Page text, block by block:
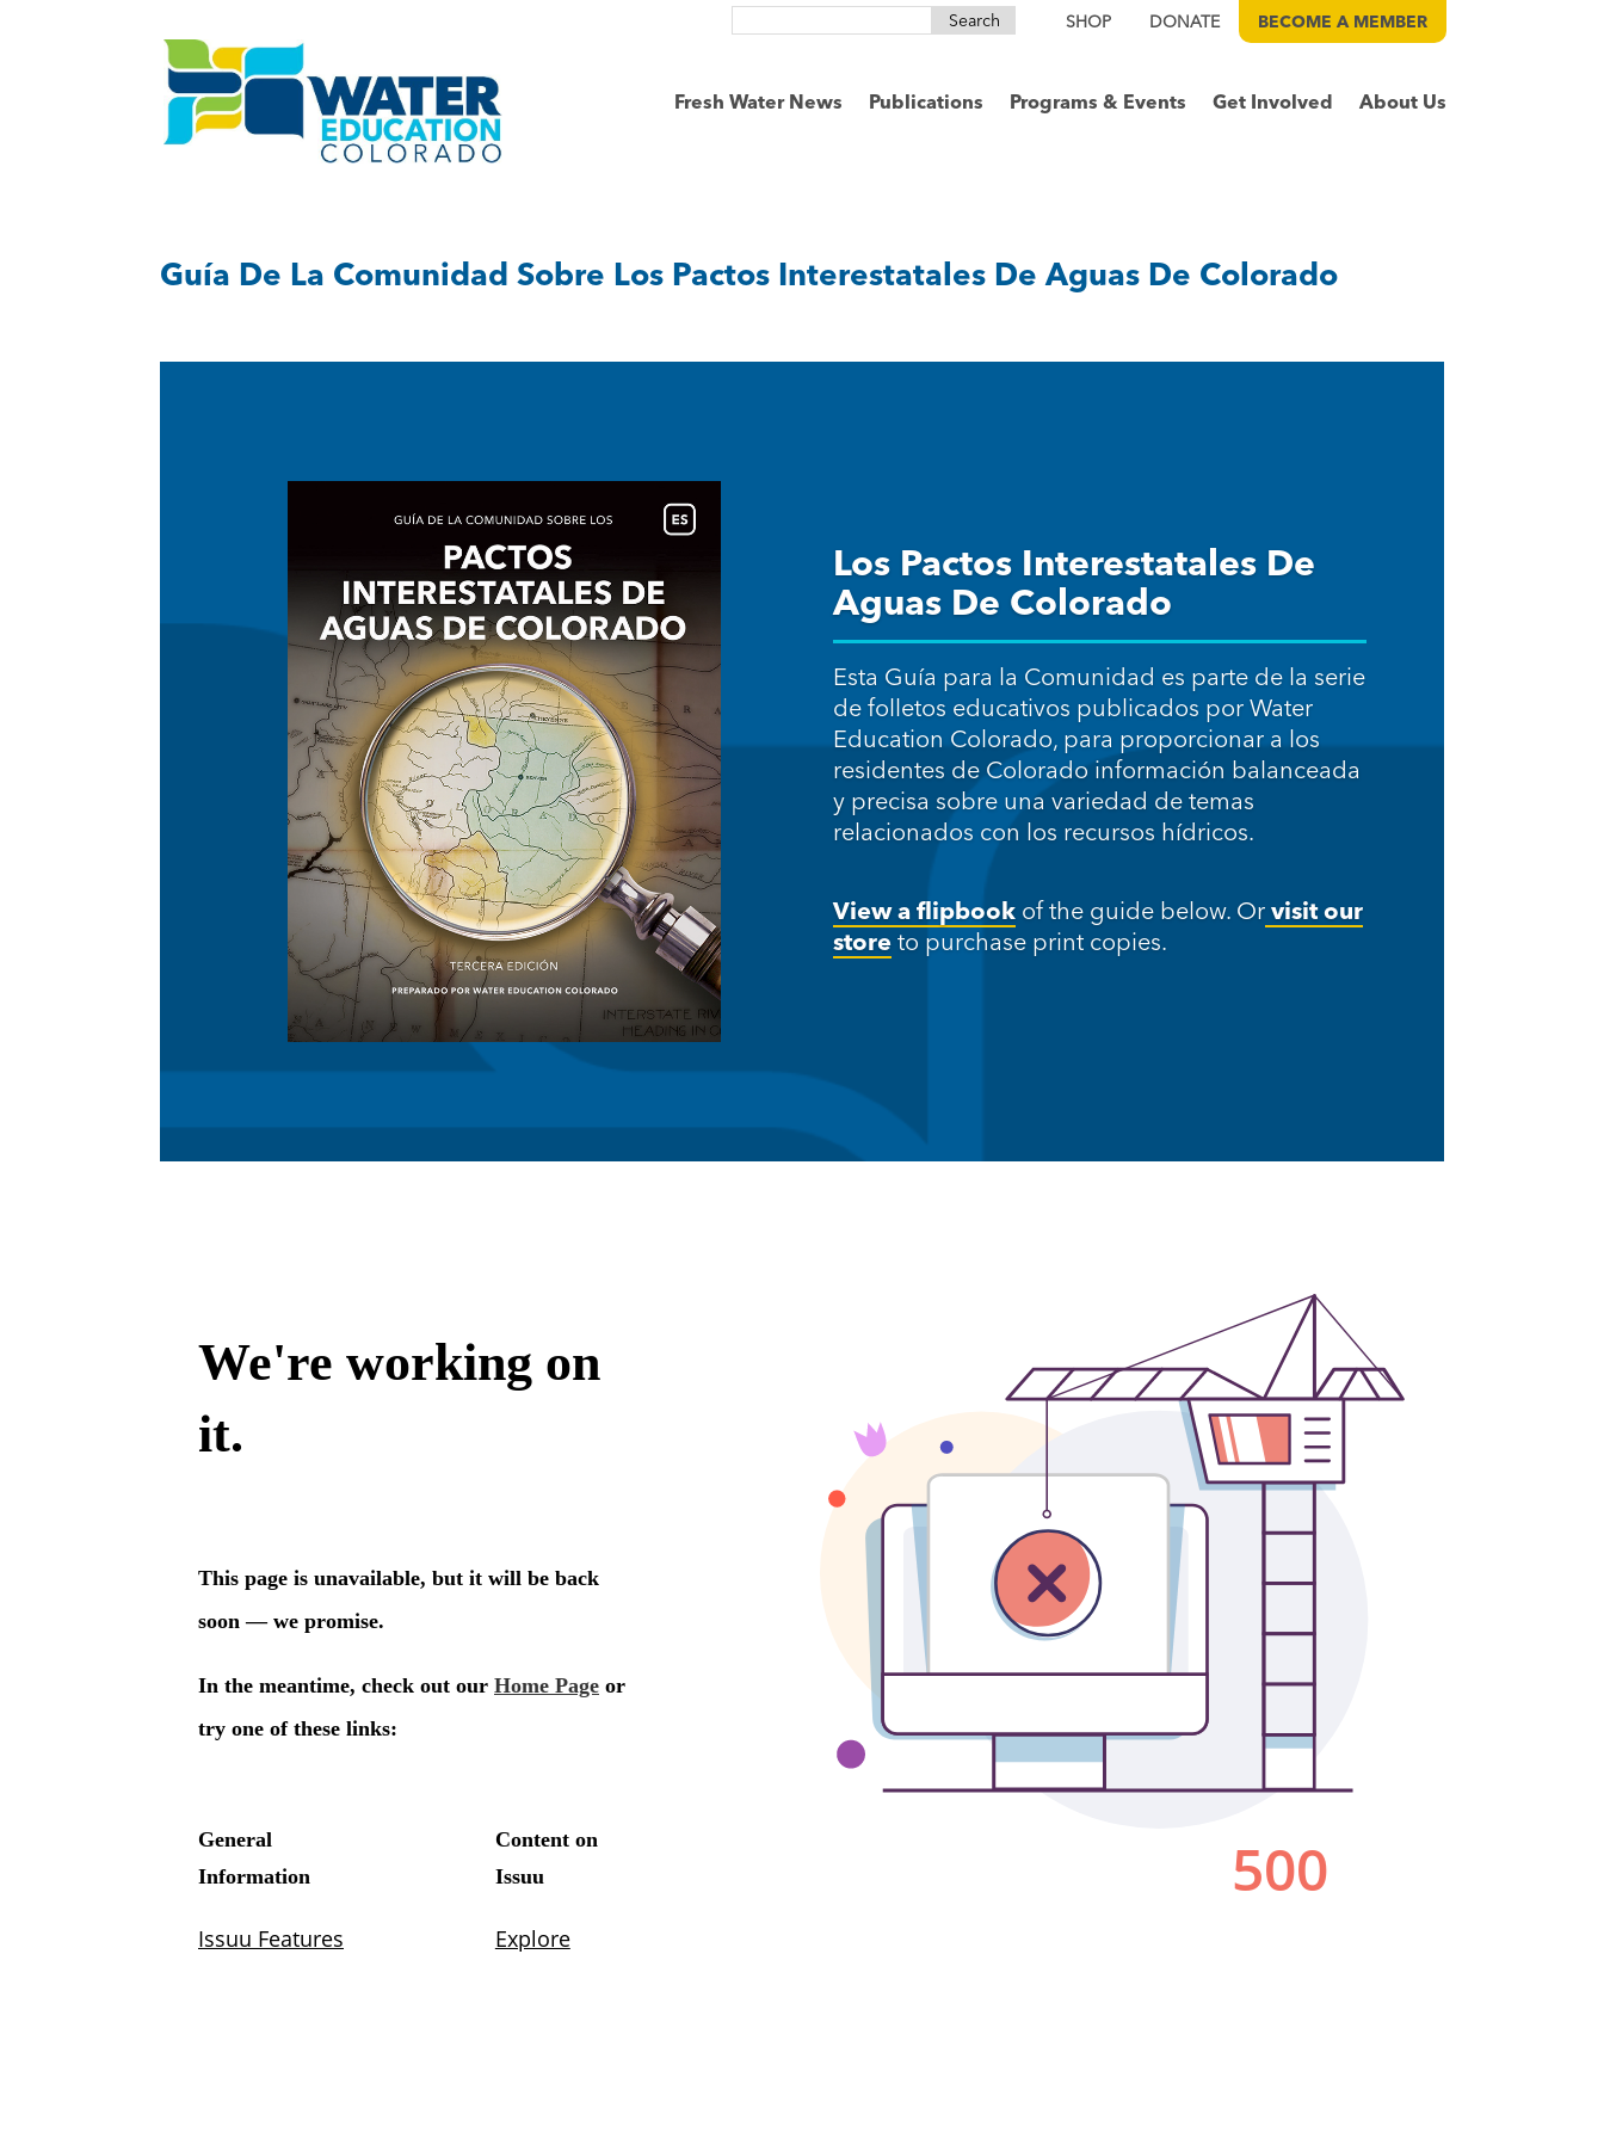
Search
SHOP DONATE BECOME A MEMBER
Fresh Water News Publications Programs & Events Get Involved About Us
Guía De La Comunidad Sobre Los Pactos Interestatales De Aguas De Colorado
Los Pactos Interestatales De
Aguas De Colorado
Esta Guía para la Comunidad es parte de la serie
de folletos educativos publicados por Water
Education Colorado, para proporcionar a los
residentes de Colorado información balanceada
y precisa sobre una variedad de temas
relacionados con los recursos hídricos.
View a flipbook of the guide below. Or visit our
store to purchase print copies.